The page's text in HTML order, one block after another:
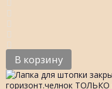
В корзину